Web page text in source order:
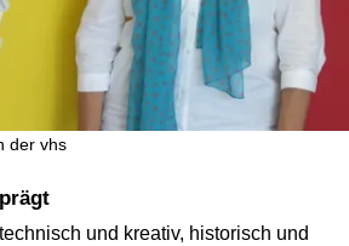
der vhs
und kreativ, historisch und